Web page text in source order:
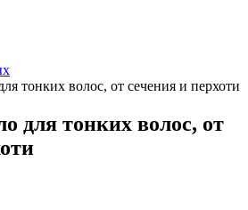
тонких волос, от сечения и перхоти
для тонких волос, от